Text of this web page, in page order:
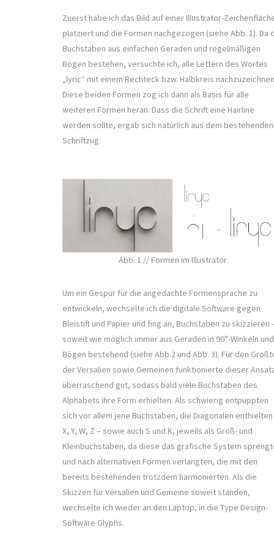
Zuerst habe ich das Bild auf einer Illustrator-
platziert und die Formen nachgezogen (siehe Abb. 1). Da
Buchstaben aus einfachen Geraden und regelmäßigen
Bögen bestehen, versuchte ich, alle Lettern des Wortes
„lyric“ mit einem Rechteck bzw. Halbkreis
Diese beiden Formen zog ich dann als Basis für alle
weiteren Formen heran. Dass die Schrift eine Hairline
werden sollte, ergab sich natürlich aus dem bestehenden
Schriftzug.
Abb. 1 // Formen im Illustrator
Um ein Gespür für die angedachte Formensprache zu
entwickeln, wechselte ich die digitale Software gegen
Bleistift und Papier und fing an, Buchstaben zu skizzieren
soweit wie möglich immer aus Geraden in 90°-Winkeln und
Bögen bestehend (siehe Abb.2 und Abb. 3). Für den
der Versalien sowie Gemeinen funktionierte dieser
überraschend gut, sodass bald viele Buchstaben des
Alphabets ihre Form erhielten. Als schwierig entpuppten
sich vor allem jene Buchstaben, die Diagonalen enthielten
X, Y, W, Z – sowie auch S und K, jeweils als Groß- und
Kleinbuchstaben, da diese das grafische System
und nach alternativen Formen verlangten, die mit den
bereits bestehenden trotzdem harmonierten. Als die
Skizzen für Versalien und Gemeine soweit standen,
wechselte ich wieder an den Laptop, in die Type Design-
Software Glyphs.